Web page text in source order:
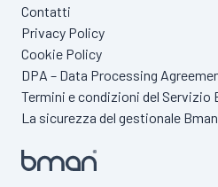
Contatti
Privacy Policy
Cookie Policy
DPA – Data Processing
Termini e condizioni del Servizio
La sicurezza del gestionale Bman